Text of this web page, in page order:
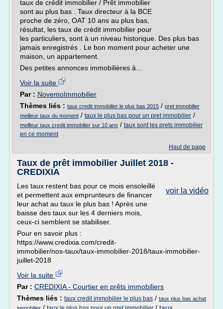
taux de crédit immobilier / Prêt immobilier
sont au plus bas . Taux directeur à la BCE
proche de zéro, OAT 10 ans au plus bas,
résultat, les taux de crédit immobilier pour
les particuliers, sont à un niveau historique. Des plus bas
jamais enregistrés . Le bon moment pour acheter une
maison, un appartement.
Des petites annonces immobilières à...
Voir la suite
Par : NovemoImmobilier
Thèmes liés : taux credit immobilier le plus bas 2015 / pret immobilier
meilleur taux du moment / taux le plus bas pour un pret immobilier /
meilleur taux credit immobilier sur 10 ans / taux sont les prets immobilier
en ce moment
Haut de page
Taux de prêt immobilier Juillet 2018 -
CREDIXIA
voir la vidéo
Les taux restent bas pour ce mois ensoleillé
et permettent aux emprunteurs de financer
leur achat au taux le plus bas ! Après une
baisse des taux sur les 4 derniers mois,
ceux-ci semblent se stabiliser.
Pour en savoir plus :
https://www.credixia.com/credit-
immobilier/nos-taux/taux-immobilier-2018/taux-immobilier-
juillet-2018
Voir la suite
Par : CREDIXIA - Courtier en prêts immobiliers
Thèmes liés : taux credit immobilier le plus bas / taux plus bas achat